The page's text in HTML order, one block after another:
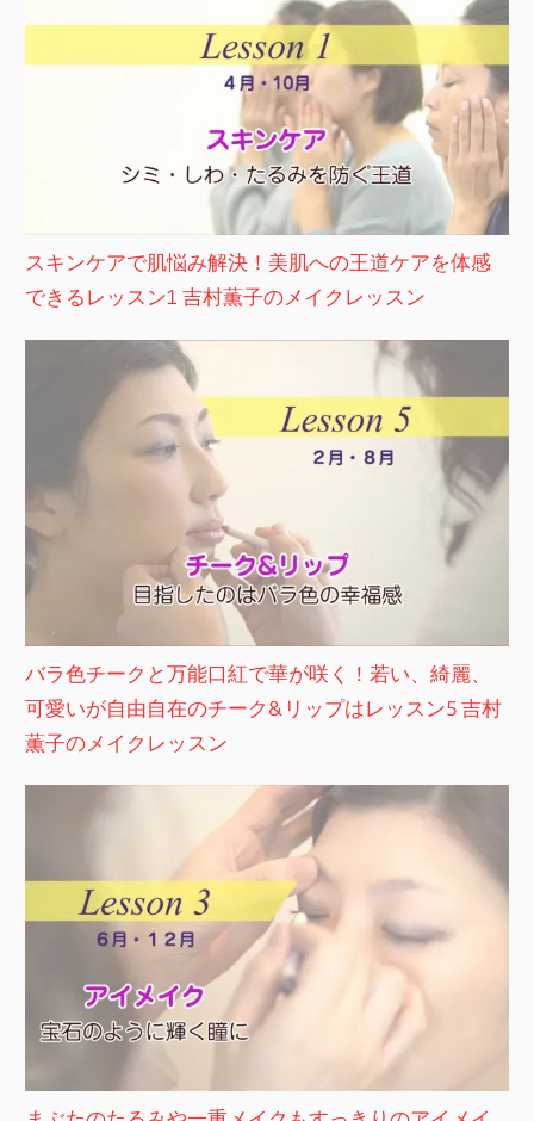
スキンケアで肌悩み解決！美肌への王道ケアを体感
できるレッスン1 吉村薫子のメイクレッスン
バラ色チークと万能口紅で華が咲く！若い、綺麗、
可愛いが自由自在のチーク&リップはレッスン5 吉村
薫子のメイクレッスン